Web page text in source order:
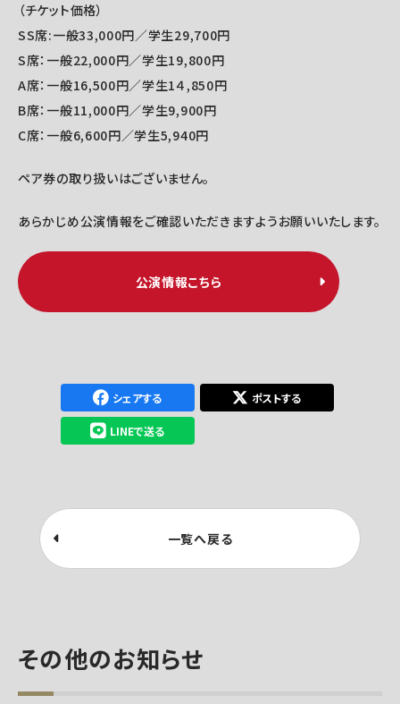
（チケット価格）
SS席:一般33,000円／学生29,700円
S席：一般22,000円／学生19,800円
A席：一般16,500円／学生1４,850円
B席：一般11,000円／学生9,900円
C席：一般6,600円／学生5,940円
ペア券の取り扱いはございません。
あらかじめ公演情報をご確認いただきますようお願いいたします。
公演情報こちら
シェアする ポストする
LINEで送る
一覧へ戻る
その他のお知らせ